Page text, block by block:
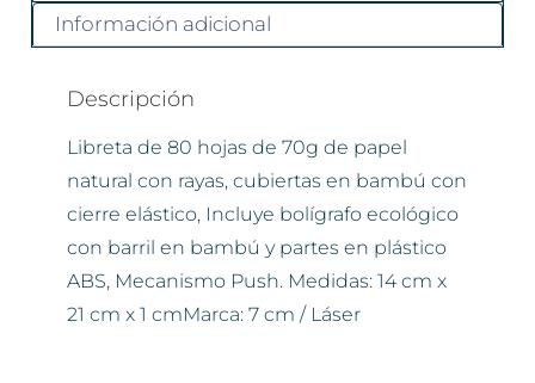
Información adicional
Descripción
Libreta de 80 hojas de 70g de papel
natural con rayas, cubiertas en bambú con
cierre elástico, Incluye bolígrafo ecológico
con barril en bambú y partes en plástico
ABS, Mecanismo Push. Medidas: 14 cm x
21 cm x 1 cmMarca: 7 cm / Láser